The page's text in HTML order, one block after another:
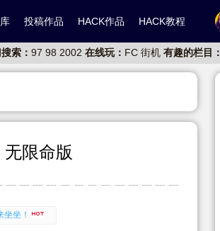
投稿作品 HACK作品 HACK教程
索： 97 98 2002 在线玩： FC 街机 有趣的栏目：
限命版